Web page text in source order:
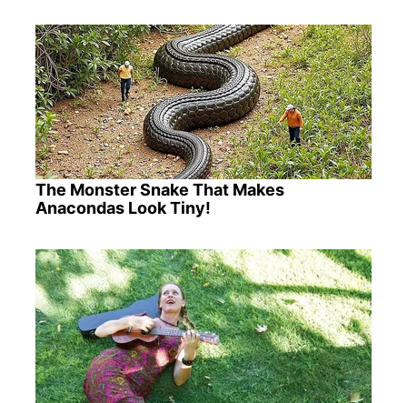
The Monster Snake That Makes
Anacondas Look Tiny!